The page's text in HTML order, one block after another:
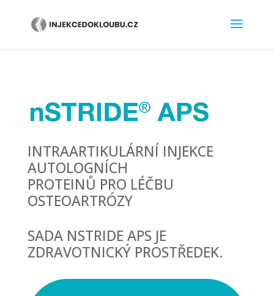
INTRAARTIKULÁRNÍ INJEKCE
AUTOLOGNÍCH
PROTEINŮ PRO LÉČBU
OSTEOARTRÓZY
SADA NSTRIDE APS JE
ZDRAVOTNICKÝ PROSTŘEDEK.